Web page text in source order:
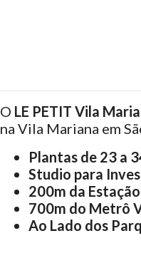
O LE PETIT Vila
na Vila Mariana em
Plantas de 23 a
Studio para
200m da
700m do Metrô
Ao Lado dos